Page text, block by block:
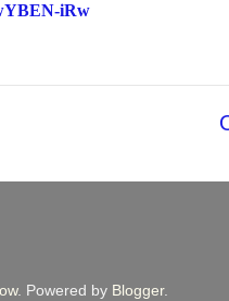
iRw
. Powered by Blogger.